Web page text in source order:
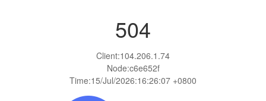
504
Client:104.206.1.74
Node:c6e652f
Time:15/Jul/2026:16:26:07 +0800